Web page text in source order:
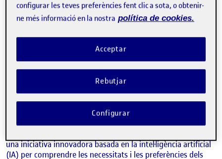
NATALIA CASTELLANA MIR
Àrea de Biblioteca i Recursos d'Aprenentatge de la UOC
una iniciativa innovadora basada en la intel·ligència artificial
(IA) per comprendre les necessitats i les preferències dels
configurar les teves preferències fent clic a sota, o obtenir-
ne més informació en la nostra política de cookies.
Rebutjar
Acceptar
Configurar